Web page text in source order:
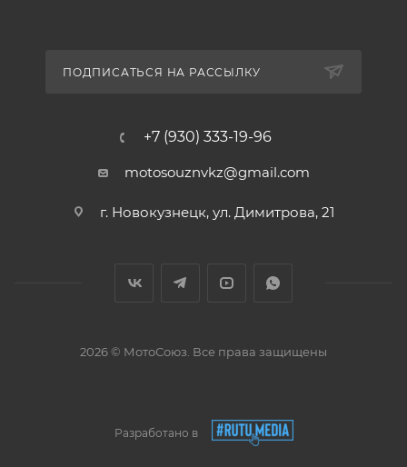
ПОДПИСАТЬСЯ НА РАССЫЛКУ
+7 (930) 333-19-96
motosouznvkz@gmail.com
г. Новокузнецк, ул. Димитрова, 21
2026 © МотоСоюз. Все права защищены
Разработано в